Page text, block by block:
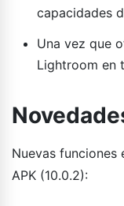
capacidades
Una vez que
Lightroom en
Nuevas funciones
APK (10.0.2):